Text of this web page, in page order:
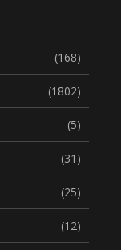
(168)
(1802)
(5)
(31)
(25)
(12)